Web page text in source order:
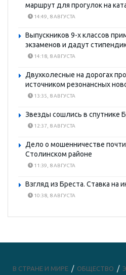
маршрут для прогулок на
14:49, 8 АВГУСТА
Выпускников 9-х классов
экзаменов и дадут
14:18, 8 АВГУСТА
Двухколесные на дорогах
источником резонансных
13:35, 8 АВГУСТА
Звезды сошлись в спутнике
12:37, 8 АВГУСТА
Дело о мошенничестве
Столинском районе
11:39, 8 АВГУСТА
Взгляд из Бреста. Ставка на
10:38, 8 АВГУСТА
В СТРАНЕ И МИРЕ ОБЩЕСТВО